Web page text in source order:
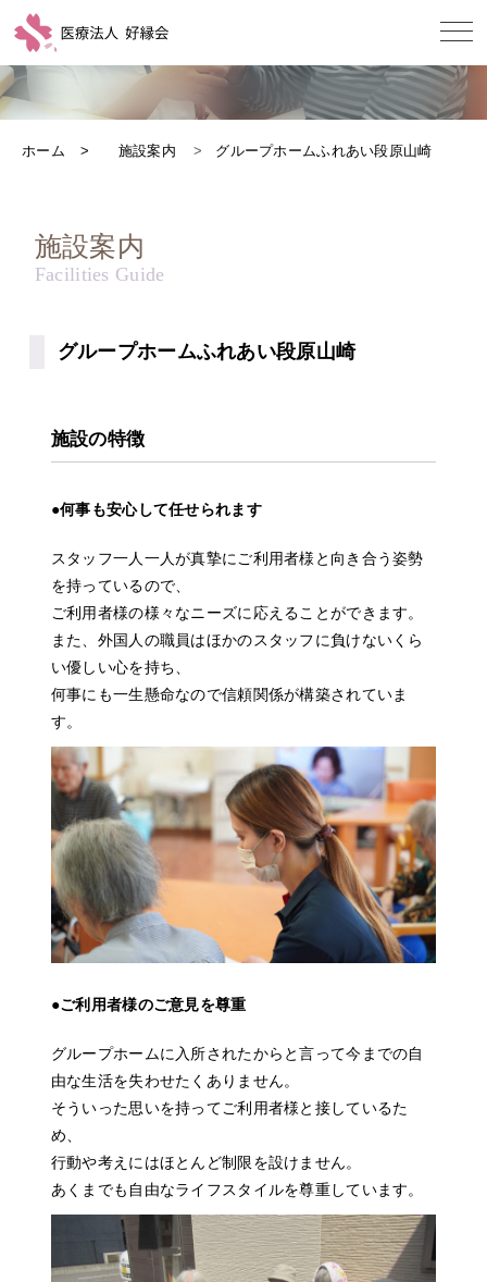
ホーム 施設案内 グループホームふれあい段原山崎
施設案内
グループホームふれあい段原山崎
施設の特徴
●何事も安心して任せられます
スタッフ一人一人が真摯にご利用者様と向き合う姿勢
を持っているので、
ご利用者様の様々なニーズに応えることができます。
また、外国人の職員はほかのスタッフに負けないくら
い優しい心を持ち、
何事にも一生懸命なので信頼関係が構築されていま
す。
●ご利用者様のご意見を尊重
グループホームに入所されたからと言って今までの自
由な生活を失わせたくありません。
そういった思いを持ってご利用者様と接しているた
め、
行動や考えにはほとんど制限を設けません。
あくまでも自由なライフスタイルを尊重しています。